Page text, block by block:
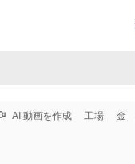
AI 動画を作成 工場 金